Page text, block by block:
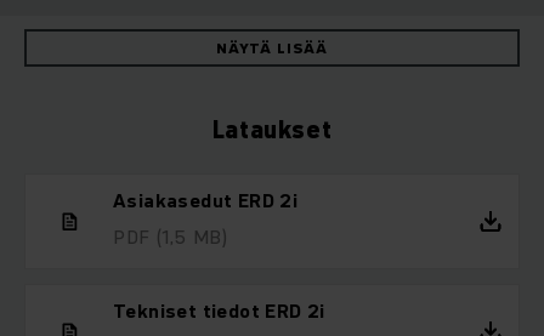
NÄYTÄ LISÄÄ
Lataukset
Asiakasedut ERD 2i
PDF (1,5 MB)
Tekniset tiedot ERD 2i